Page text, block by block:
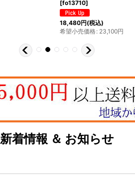
30,800円
希望小売価格
新着情報 ＆ お知らせ